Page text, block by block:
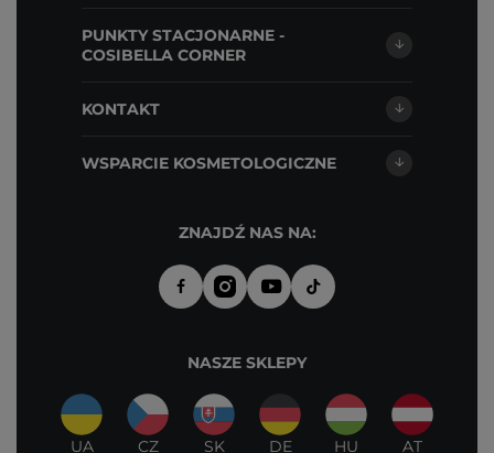
PUNKTY STACJONARNE -
COSIBELLA CORNER
KONTAKT
WSPARCIE KOSMETOLOGICZNE
ZNAJDŹ NAS NA:
NASZE SKLEPY
UA CZ SK DE HU AT